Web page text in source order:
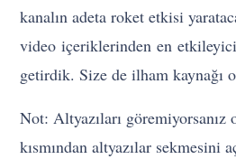
kanalın adeta roket etkisi
video içeriklerinden en
getirdik. Size de ilham kaynağı
Not: Altyazıları göremiyorsanız
kısmından altyazılar sekmesini